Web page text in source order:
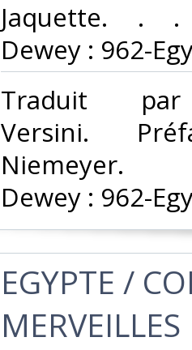
Jaquette. . .
Dewey : 962-
‎Traduit par
Versini.
Niemeyer.
Dewey : 962-
‎EGYPTE /